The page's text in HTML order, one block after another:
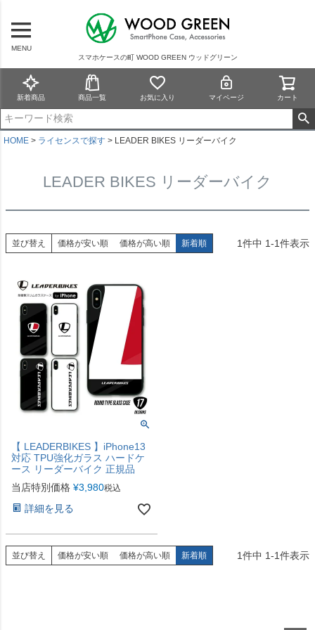
MENU
スマホケースの町 WOOD GREEN ウッドグリーン
新着商品 商品一覧 お気に入り マイページ カート
HOME ライセンスで探す LEADER BIKES リーダーバイク
LEADER BIKES リーダーバイク
並び替え 価格が安い順 価格が高い順 新着順 1件中 1-1件表示
【 LEADERBIKES 】iPhone13
対応 TPU強化ガラス ハードケ
ース リーダーバイク 正規品
当店特別価格 ¥3,980税込
詳細を見る
並び替え 価格が安い順 価格が高い順 新着順 1件中 1-1件表示